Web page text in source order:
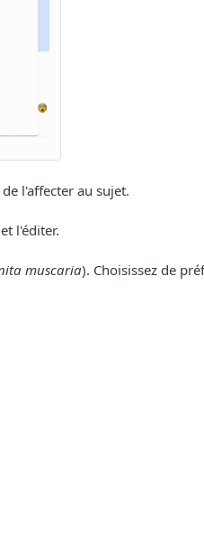
l'affecter au sujet.
l'éditer.
muscaria). Choisissez de